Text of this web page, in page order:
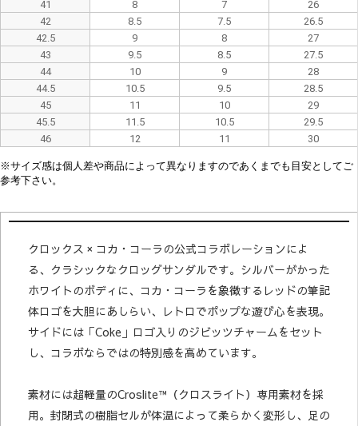
41 8 7
26
42
8.5 7.5
26.5
42.5
9 8
27
43
9.5 8.5
27.5
44
10 9
28
44.5
10.5 9.5
28.5
45
11 10
29
45.5
11.5 10.5
29.5
46
12 11 30
※サイズ感は個人差や商品によって異なり ますのであくまでも目安としてご
参考下さい。
クロックス × コカ・コーラの公式コラボレーションによ
る、クラシックなクロッグサンダルです。シルバーがかった
ホワイトのボディに、コカ・コーラを象徴するレッドの筆記
体ロゴを大胆にあしらい、レトロでポップな遊び心を表現。
サイドには「Coke」ロゴ入りのジビッツチャームをセット
し、コラボならではの特別感を高めています。
素材には超軽量のCroslite™（クロスライト）専用素材を採
用。封閉式の樹脂セルが体温によって柔らかく変形し、足の